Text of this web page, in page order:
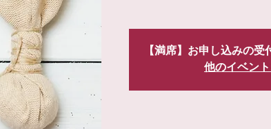
【満席】お申し込みの受
他のイベン